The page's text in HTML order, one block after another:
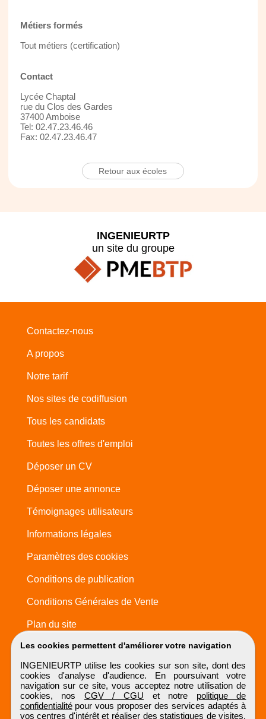
Métiers formés
Tout métiers (certification)
Contact
Lycée Chaptal
rue du Clos des Gardes
37400 Amboise
Tel: 02.47.23.46.46
Fax: 02.47.23.46.47
Retour aux écoles
Les cookies permettent d'améliorer votre navigation
INGENIEURTP utilise les cookies sur son site, dont des
cookies d'analyse d'audience. En poursuivant votre
navigation sur ce site, vous acceptez notre utilisation de
cookies, nos CGV / CGU et notre politique de
confidentialitépour vous proposer des services adaptés à
vos centres d'intérêt et réaliser des statistiques de visites.
INGENIEURTP
un site du groupe
Contactez-nous
A propos
Notre tarif
Nos sites de codiffusion
Tous les candidats
Toutes les offres d'emploi
Déposer un CV
Déposer une annonce
Témoignages utilisateurs
Informations légales
Paramètres des cookies
Conditions de publication
Conditions Générales de Vente
Plan du site